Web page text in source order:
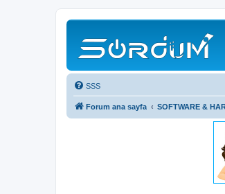
SSS
Forum ana sayfa SOFTWARE &